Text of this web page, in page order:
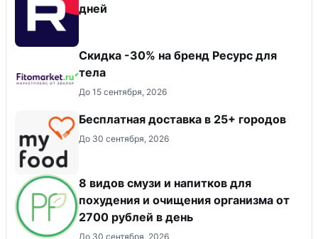
дней
Скидка -30% на бренд Ресурс для
тела
До 15 сентября, 2026
Бесплатная доставка в 25+ городов
До 30 сентября, 2026
8 видов смузи и напитков для
похудения и очищения организма от
2700 рублей в день
До 30 сентября, 2026